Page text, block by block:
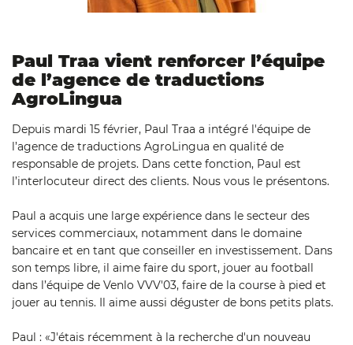
Paul Traa vient renforcer l’équipe
de l’agence de traductions
AgroLingua
Depuis mardi 15 février, Paul Traa a intégré l'équipe de
l’agence de traductions AgroLingua en qualité de
responsable de projets. Dans cette fonction, Paul est
l’interlocuteur direct des clients. Nous vous le présentons.
Paul a acquis une large expérience dans le secteur des
services commerciaux, notamment dans le domaine
bancaire et en tant que conseiller en investissement. Dans
son temps libre, il aime faire du sport, jouer au football
dans l’équipe de Venlo VVV'03, faire de la course à pied et
jouer au tennis. Il aime aussi déguster de bons petits plats.
Paul : «J'étais récemment à la recherche d'un nouveau